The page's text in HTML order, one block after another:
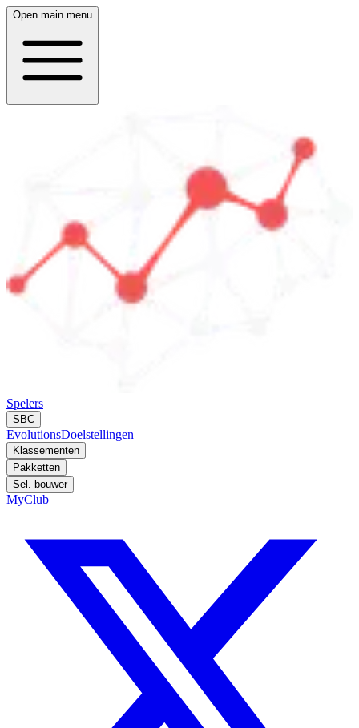
Open main menu
Spelers
SBC
EvolutionsDoelstellingen
Klassementen
Pakketten
Sel. bouwer
MyClub